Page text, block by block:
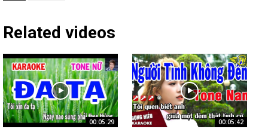
Related videos
00:05:29 00:05:42